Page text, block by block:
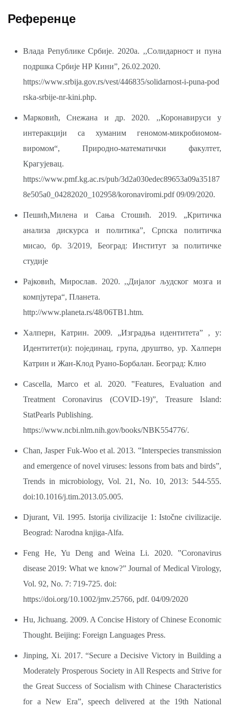
Референце
Влада Републике Србије. 2020a. ,,Солидарност и пуна
подршка Србије НР Кини”, 26.02.2020.
https://www.srbija.gov.rs/vest/446835/solidarnost-i-puna-pod
rska-srbije-nr-kini.php.
Марковић, Снежана и др. 2020. ,,Коронавируси у
интеракцији са хуманим геномом-микробиомом-
виромом“, Природно-математички факултет,
Крагујевац.
https://www.pmf.kg.ac.rs/pub/3d2a030edec89653a09a35187
8e505a0_04282020_102958/koronaviromi.pdf09/09/2020.
Пешић,Милена и Сања Стошић. 2019. „Критичка
анализа дискурса и политика”, Српска политичка
мисао, бр. 3/2019, Београд: Институт за политичке
студије
Рајковић, Мирослав. 2020. ,,Дијалог људског мозга и
компјутера“, Планета.
http://www.planeta.rs/48/06TB1.htm.
Халперн, Катрин. 2009. „Изградња идентитетаˮ , у:
Идентитет(и): појединац, група, друштво, ур. Халперн
Катрин и Жан-Клод Руано-Борбалан. Београд: Клио
Cascella, Marco et al. 2020. ‟Features, Evaluation and
Treatment Coronavirus (COVID-19)ˮ, Treasure Island:
StatPearls Publishing.
https://www.ncbi.nlm.nih.gov/books/NBK554776/.
Chan, Jasper Fuk-Woo et al. 2013. ‟Interspecies transmission
and emergence of novel viruses: lessons from bats and birdsˮ,
Trends in microbiology, Vol. 21, No. 10, 2013: 544-555.
doi:10.1016/j.tim.2013.05.005.
Djurant, Vil. 1995. Istorija civilizacije 1: Istočne civilizacije.
Beograd: Narodna knjiga-Alfa.
Feng He, Yu Deng and Weina Li. 2020. ‟Coronavirus
disease 2019: What we know?ˮ Journal of Medical Virology,
Vol. 92, No. 7: 719-725. doi:
https://doi.org/10.1002/jmv.25766, pdf. 04/09/2020
Hu, Jichuang. 2009. A Concise History of Chinese Economic
Thought. Beijing: Foreign Languages Press.
Jinping, Xi. 2017. “Secure a Decisive Victory in Building a
Moderately Prosperous Society in All Respects and Strive for
the Great Success of Socialism with Chinese Characteristics
for a New Era”, speech delivered at the 19th National